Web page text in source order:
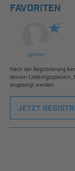
FAVORITEN
Spieler
Nach der Registrierung
deinen Lieblingsspielern,
angezeigt werden.
JETZT